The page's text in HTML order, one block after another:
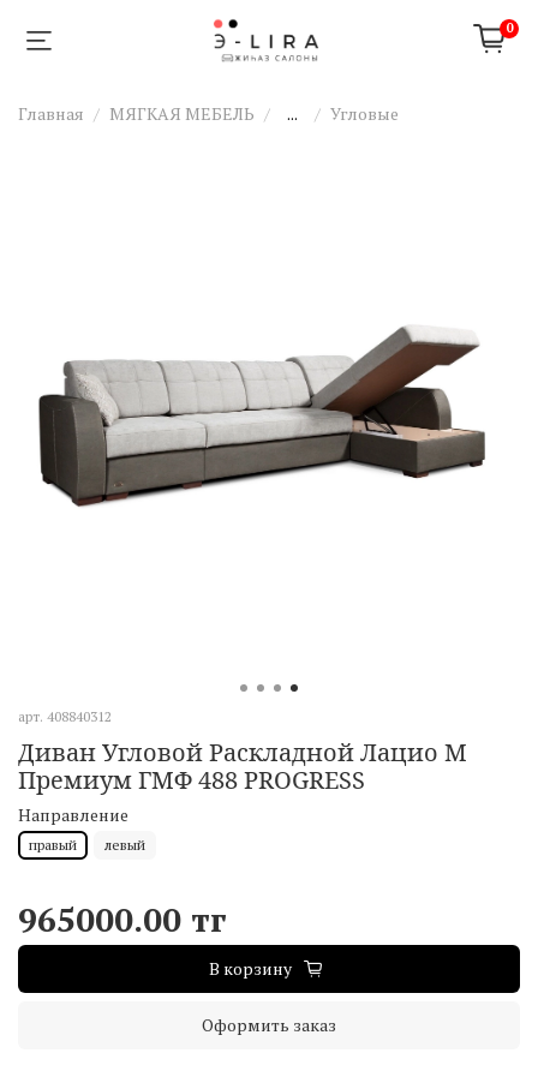
0
Главная МЯГКАЯ МЕБЕЛЬ ... Угловые
арт. 408840312
Диван Угловой Раскладной Лацио М
Премиум ГМФ 488 PROGRESS
Направление
правый левый
965000.00 тг
В корзину
Оформить заказ